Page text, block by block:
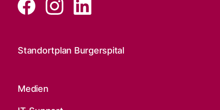
Standortplan Burgerspital
Medien